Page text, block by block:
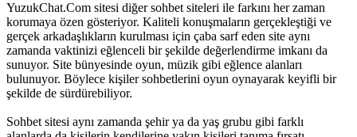
YuzukChat.Com sitesi diğer sohbet siteleri ile farkını her zaman
korumaya özen gösteriyor. Kaliteli konuşmaların gerçekleştiği ve
gerçek arkadaşlıkların kurulması için çaba sarf eden site aynı
zamanda vaktinizi eğlenceli bir şekilde değerlendirme imkanı da
sunuyor. Site bünyesinde oyun, müzik gibi eğlence alanları
bulunuyor. Böylece kişiler sohbetlerini oyun oynayarak keyifli bir
şekilde de sürdürebiliyor.
Sohbet sitesi aynı zamanda şehir ya da yaş grubu gibi farklı